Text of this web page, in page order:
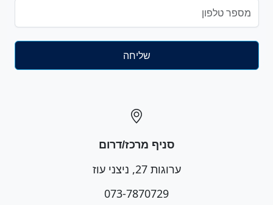
סניף מרכז/דרום
ערוגות 27, ניצני עוז
073-7870729